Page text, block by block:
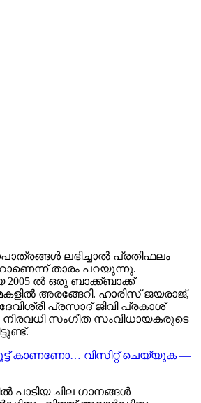
ലഭിച്ചാൽ പ്രതിഫലം
താരം പറയുന്നു.
ൽ ഒരു ബാക്ക്ബാക്ക്
അരങ്ങേറി. ഹാരിസ് ജയരാജ്,
പ്രസാദ് ജിവി പ്രകാശ്
സംഗീത സംവിധായകരുടെ
കാണണോ… വിസിറ്റ് ചെയ്യുക —
പാടിയ ചില ഗാനങ്ങൾ